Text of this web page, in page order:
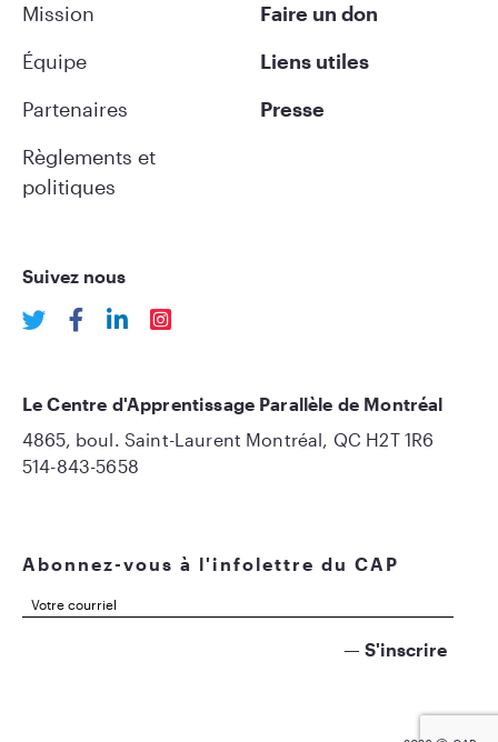
Mission
Équipe
Partenaires
Règlements et
politiques
Faire un don
Liens utiles
Presse
Suivez nous
Abonnez-vous à l'infolettre du CAP
Le Centre d'Apprentissage Parallèle de Montréal
4865, boul. Saint-Laurent Montréal, QC H2T 1R6
514-843-5658